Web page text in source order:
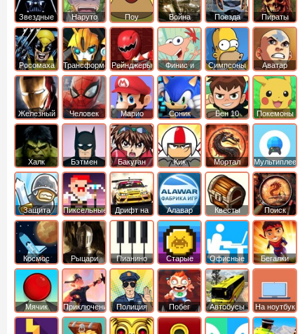
Звездные
войны
Наруто Поу Война Поезда
Пираты
Карибского
Моря
Росомаха ТрансформерыРейнджеры
Самураи
Финис и
Ферб
Симпсоны
Аватар
легенда об
Аанге
Железный
человек
Человек
Паук
Марио Соник Бен 10 Покемоны
Халк Бэтмен Бакуган
Кик
Бутовский
Мортал
комбат
Мультиплеер
Защита
королевства
Пиксельные
Дрифт на
машинах
Алавар Квесты
Поиск
предметов
Космос Рыцари Пианино Старые Офисные Бегалки
Мячик Приключения Полиция Побег Автобусы На ноутбук